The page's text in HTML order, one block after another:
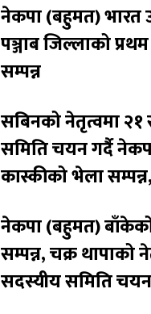
नेकपा (बहुमत) भारत
पञ्जाब जिल्लाको
सम्पन्न
सबिनको नेतृत्वमा
समिति चयन गर्दै
कास्कीको भेला सम्पन्न,
नेकपा (बहुमत)
सम्पन्न, चक्र थापाको
सदस्यीय समिति चयन